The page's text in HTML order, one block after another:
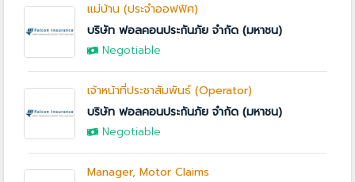
แม่บ้าน (ประจำออฟฟิศ)
บริษัท ฟอลคอนประกันภัย จำกัด (มหาชน)
Negotiable
เจ้าหน้าที่ประชาสัมพันธ์ (Operator)
บริษัท ฟอลคอนประกันภัย จำกัด (มหาชน)
Negotiable
Manager, Motor Claims